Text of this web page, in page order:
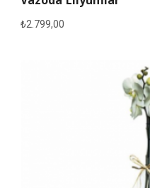
₺2.799,00